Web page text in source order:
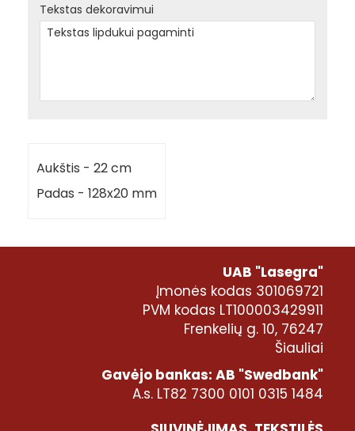
Tekstas dekoravimui
Aukštis - 22 cm
Padas - 128x20 mm
UAB "Lasegra"
Įmonės kodas 301069721
PVM kodas LT100003429911
Frenkelių g. 10, 76247
Šiauliai
Gavėjo bankas: AB "Swedbank"
A.s. LT82 7300 0101 0315 1484